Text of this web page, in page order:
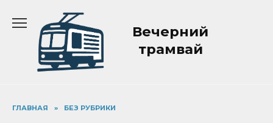
содержанию
Вечерний
трамвай
ГЛАВНАЯ » БЕЗ РУБРИКИ